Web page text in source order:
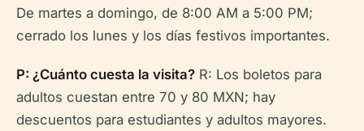
De martes a domingo, de 8:00 AM a 5:00 PM;
cerrado los lunes y los días festivos importantes.
P: ¿Cuánto cuesta la visita? R: Los boletos para
adultos cuestan entre 70 y 80 MXN; hay
descuentos para estudiantes y adultos mayores.